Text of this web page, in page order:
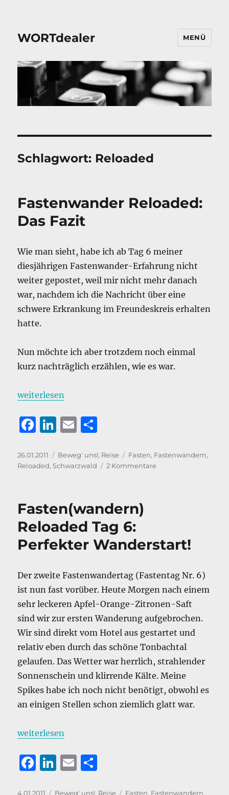
WORTdealer MENÜ
Schlagwort: Reloaded
Fastenwander Reloaded:
Das Fazit
Wie man sieht, habe ich ab Tag 6 meiner
diesjährigen Fastenwander-Erfahrung nicht
weiter gepostet, weil mir nicht mehr danach
war, nachdem ich die Nachricht über eine
schwere Erkrankung im Freundeskreis erhalten
hatte.
Nun möchte ich aber trotzdem noch einmal
kurz nachträglich erzählen, wie es war.
„Fastenwander Reloaded: Das Fazit“
weiterlesen
F
c
e
o
o
k
Li
k
e
I
n
E
ai
l
le
n
Veröffentlicht
am
26.01.2011 Kategorien
Beweg' uns!, Reise Schlagwörter
Fasten, Fastenwandern,
Reloaded,Schwarzwald 2 Kommentarezu
Fasten(wandern)
Reloaded Tag 6:
Perfekter Wanderstart!
Der zweite Fastenwandertag (Fastentag Nr. 6)
ist nun fast vorüber. Heute Morgen nach einem
sehr leckeren Apfel-Orange-Zitronen-Saft
sind wir zur ersten Wanderung aufgebrochen.
Wir sind direkt vom Hotel aus gestartet und
relativ eben durch das schöne Tonbachtal
gelaufen. Das Wetter war herrlich, strahlender
Sonnenschein und klirrende Kälte. Meine
Spikes habe ich noch nicht benötigt, obwohl es
an einigen Stellen schon ziemlich glatt war.
„Fasten(wandern) Reloaded Tag 6: Perfekter
weiterlesen
F
Li E
Veröffentlicht
4.01.2011 Kategorien
Beweg' uns!, Reise Schlagwörter
Fasten, Fastenwandern,